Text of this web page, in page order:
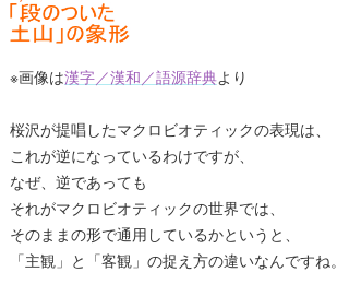
※画像は漢字／漢和／語源辞典より
桜沢が提唱したマクロビオティックの表現は、
これが逆になっているわけですが、
なぜ、逆であっても
それがマクロビオティックの世界では、
そのままの形で通用しているかというと、
「主観」と「客観」の捉え方の違いなんですね。